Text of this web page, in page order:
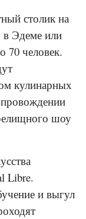
столик на
в Эдеме или
70 человек.
кулинарных
шоу
Libre.
и выгул